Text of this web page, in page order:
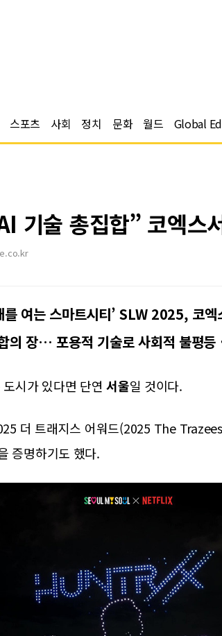
스포츠 사회 정치 문화 월드 Global
기술 총집합” 코엑스
여는 스마트시티’ SLW 2025, 코엑
장… 포용적 기술로 사회적 불평
도시가 있다면 단연서울일 것이다.
더 트래지스 어워드(2025 The
증명하기도 했다.